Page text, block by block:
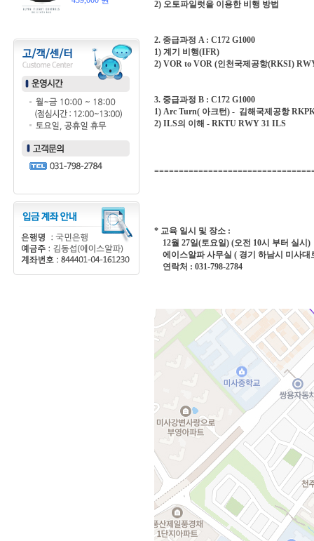
2) 오토파일럿을 이용한 비행 방법
2. 중급과정 A : C172 G1000
1) 계기 비행(IFR)
2) VOR to VOR (인천국제공항(RKSI)
3. 중급과정 B : C172 G1000
1) Arc Turn( 아크턴) - 김해국제공항
2) ILS의 이해 - RKTU RWY 31 ILS
* 교육 일시 및 장소 :
12월 27일(토요일) (오전 10시 부터 실시)
에이스알파 사무실 ( 경기 하남시 미사대
연락처 : 031-798-2784